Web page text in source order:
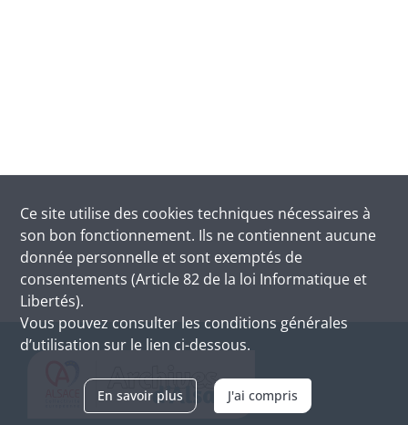
Ce site utilise des cookies techniques nécessaires à
son bon fonctionnement. Ils ne contiennent aucune
donnée personnelle et sont exemptés de
consentements (Article 82 de la loi Informatique et
Libertés).
Vous pouvez consulter les conditions générales
d’utilisation sur le lien ci-dessous.
En savoir plus J'ai compris